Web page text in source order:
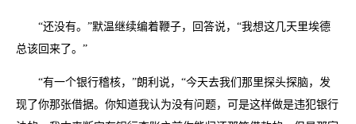
“还没有。”默温继续编着鞭子，回答说，“我想这几天里埃德
总该回来了。”
“有一个银行稽核，”朗利说，“今天去我们那里探头探脑，发
现了你那张借据。你知道我认为没有问题，可是这样做是违犯银行